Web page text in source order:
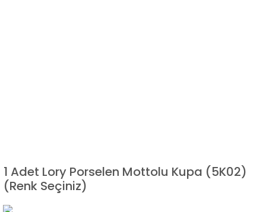
1 Adet Lory Porselen Mottolu Kupa (5K02)
(Renk Seçiniz)